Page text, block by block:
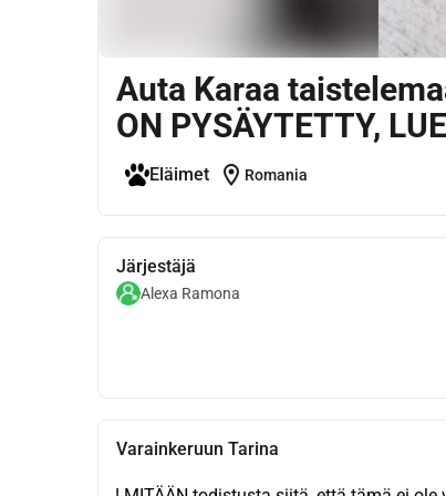
Auta Karaa
ON PYSÄYTETTY,
Eläimet location_on Romania
Järjestäjä
Alexa Ramona
Varainkeruun Tarina